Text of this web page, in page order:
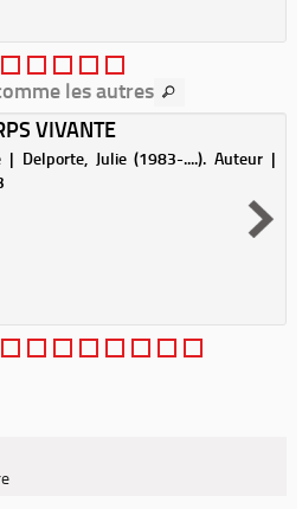
les autres
VIVANTE
| Delporte, Julie (1983-....). Auteur |